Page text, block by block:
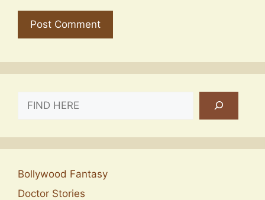
Bollywood Fantasy
Doctor Stories